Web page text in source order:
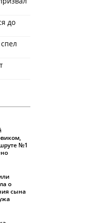
до
№1
о
сына